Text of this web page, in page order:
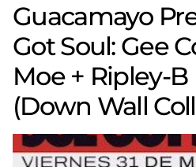
Guacamayo Presenta: Sol
Got Soul: Gee
Moe + Ripley-B
(Down Wall